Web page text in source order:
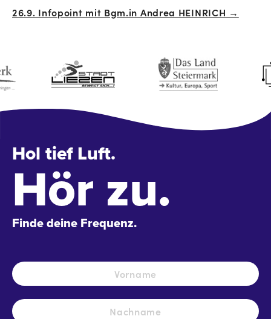
Navigation
26.9. Infopoint mit Bgm.in Andrea HEINRICH →
Hol tief Luft.
Hör zu.
Finde deine Frequenz.
Name *